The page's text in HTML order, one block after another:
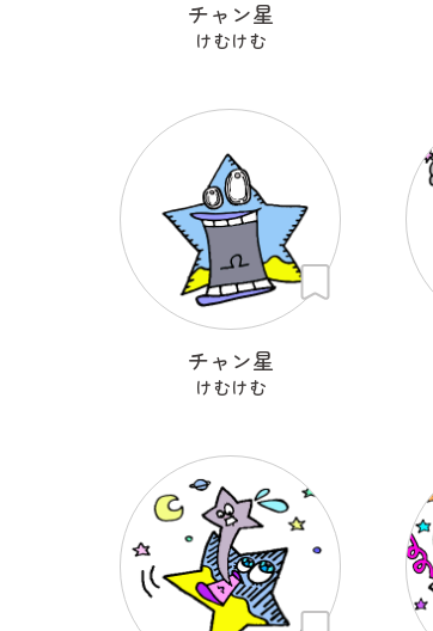
チャン星
けむけむ
チャン星
けむけむ